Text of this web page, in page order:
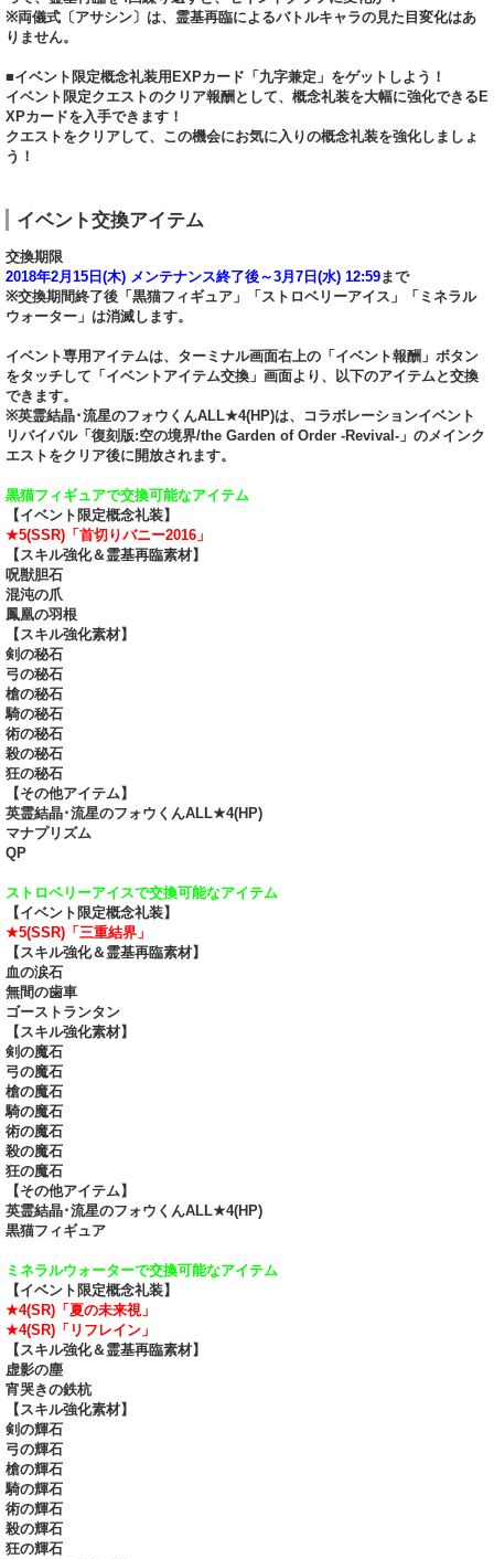
※両儀式〔アサシン〕は、霊基再臨によるバトルキャラの見た目変化はあ
りません。
■イベント限定概念礼装用EXPカード「九字兼定」をゲットしよう！
イベント限定クエストのクリア報酬として、概念礼装を大幅に強化できるE
XPカードを入手できます！
クエストをクリアして、この機会にお気に入りの概念礼装を強化しましょ
う！
イベント交換アイテム
交換期限
2018年2月15日(木) メンテナンス終了後～3月7日(水) 12:59まで
※交換期間終了後「黒猫フィギュア」「ストロベリーアイス」「ミネラル
ウォーター」は消滅します。
イベント専用アイテムは、ターミナル画面右上の「イベント報酬」ボタン
をタッチして「イベントアイテム交換」画面より、以下のアイテムと交換
できます。
※英霊結晶･流星のフォウくんALL★4(HP)は、コラボレーションイベント
リバイバル「復刻版:空の境界/the Garden of Order -Revival-」のメインク
エストをクリア後に開放されます。
黒猫フィギュアで交換可能なアイテム
【イベント限定概念礼装】
★5(SSR)「首切りバニー2016」
【スキル強化＆霊基再臨素材】
呪獣胆石
混沌の爪
鳳凰の羽根
【スキル強化素材】
剣の秘石
弓の秘石
槍の秘石
騎の秘石
術の秘石
殺の秘石
狂の秘石
【その他アイテム】
英霊結晶･流星のフォウくんALL★4(HP)
マナプリズム
QP
ストロベリーアイスで交換可能なアイテム
【イベント限定概念礼装】
★5(SSR)「三重結界」
【スキル強化＆霊基再臨素材】
血の涙石
無間の歯車
ゴーストランタン
【スキル強化素材】
剣の魔石
弓の魔石
槍の魔石
騎の魔石
術の魔石
殺の魔石
狂の魔石
【その他アイテム】
英霊結晶･流星のフォウくんALL★4(HP)
黒猫フィギュア
ミネラルウォーターで交換可能なアイテム
【イベント限定概念礼装】
★4(SR)「夏の未来視」
★4(SR)「リフレイン」
【スキル強化＆霊基再臨素材】
虚影の塵
宵哭きの鉄杭
【スキル強化素材】
剣の輝石
弓の輝石
槍の輝石
騎の輝石
術の輝石
殺の輝石
狂の輝石